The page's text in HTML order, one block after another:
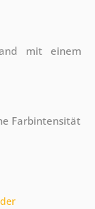
mit einem
Farbintensität